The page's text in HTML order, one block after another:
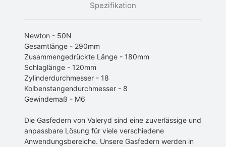
Spezifikation
Newton - 50N
Gesamtlänge - 290mm
Zusammengedrückte Länge - 180mm
Schlaglänge - 120mm
Zylinderdurchmesser - 18
Kolbenstangendurchmesser - 8
Gewindemaß - M6
Die Gasfedern von Valeryd sind eine zuverlässige und
anpassbare Lösung für viele verschiedene
Anwendungsbereiche. Unsere Gasfedern werden in